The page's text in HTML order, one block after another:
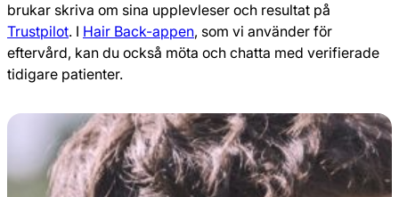
brukar skriva om sina upplevleser och resultat på
Trustpilot. I Hair Back-appen, som vi använder för
eftervård, kan du också möta och chatta med verifierade
tidigare patienter.